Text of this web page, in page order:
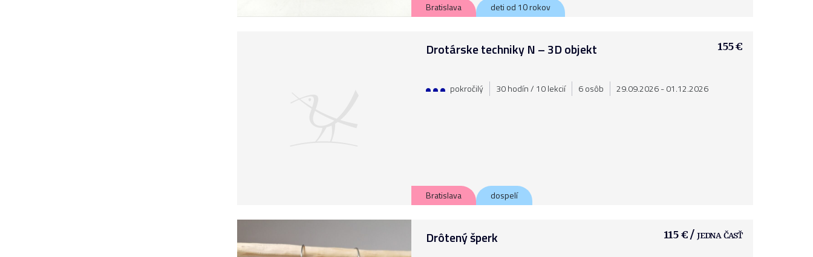
Bratislava deti od 10 rokov
Drotárske techniky N – 3D objekt 155 €
pokročilý 30 hodín / 10 lekcií 6 osôb 29.09.2026 - 01.12.2026
Bratislava dospelí
Drôtený šperk 115 € / jedna časť